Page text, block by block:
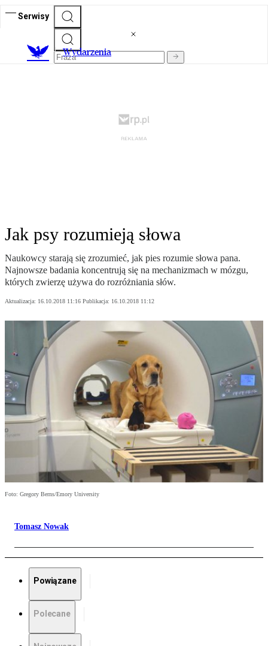
Serwisy
Wydarzenia
Jak psy rozumieją słowa
Naukowcy starają się zrozumieć, jak pies rozumie słowa pana.
Najnowsze badania koncentrują się na mechanizmach w mózgu,
których zwierzę używa do rozróżniania słów.
Aktualizacja: 16.10.2018 11:16 Publikacja: 16.10.2018 11:12
Foto: Gregory Berns/Emory University
Tomasz Nowak
Powiązane
Polecane